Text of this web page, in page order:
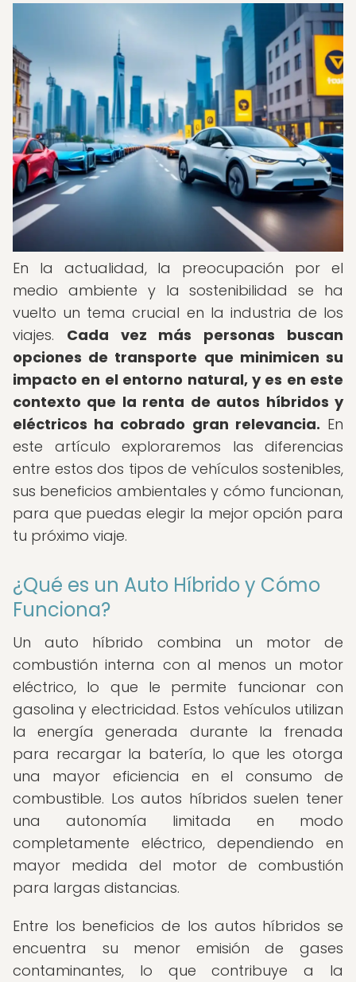
En la actualidad, la preocupación por el
medio ambiente y la sostenibilidad se ha
vuelto un tema crucial en la industria de los
viajes. Cada vez más personas buscan
opciones de transporte que minimicen su
impacto en el entorno natural, y es en este
contexto que la renta de autos híbridos y
eléctricos ha cobrado gran relevancia. En
este artículo exploraremos las diferencias
entre estos dos tipos de vehículos sostenibles,
sus beneficios ambientales y cómo funcionan,
para que puedas elegir la mejor opción para
tu próximo viaje.
¿Qué es un Auto Híbrido y Cómo
Funciona?
Un auto híbrido combina un motor de
combustión interna con al menos un motor
eléctrico, lo que le permite funcionar con
gasolina y electricidad. Estos vehículos utilizan
la energía generada durante la frenada
para recargar la batería, lo que les otorga
una mayor eficiencia en el consumo de
combustible. Los autos híbridos suelen tener
una autonomía limitada en modo
completamente eléctrico, dependiendo en
mayor medida del motor de combustión
para largas distancias.
Entre los beneficios de los autos híbridos se
encuentra su menor emisión de gases
contaminantes, lo que contribuye a la